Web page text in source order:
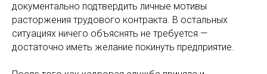
документально подтвердить личные мотивы
расторжения трудового контракта. В остальных
ситуациях ничего объяснять не требуется —
достаточно иметь желание покинуть предприятие.